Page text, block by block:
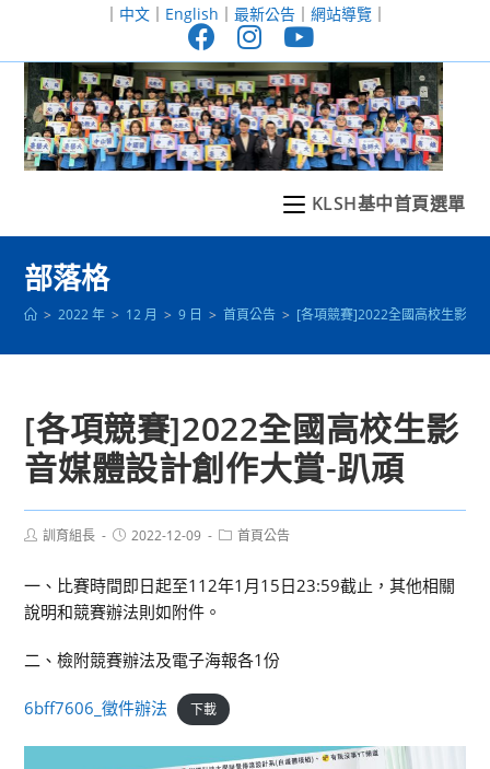
至
｜ 中文｜ English ｜ 最新公告｜ 網站導覽｜
KLSH基中首頁選單
部落格
> 2022 年 > 12 月 > 9 日 > 首頁公告 > [各項競賽]2022全國高校生影音
[各項競賽]2022全國高校生影
音媒體設計創作大賞-趴頑
Post訓育組長
Post2022-12-09
Post首頁公告
一、比賽時間即日起至112年1月15日23:59截止，其他相關
說明和競賽辦法則如附件。
二、檢附競賽辦法及電子海報各1份
6bff7606_徵件辦法 下載